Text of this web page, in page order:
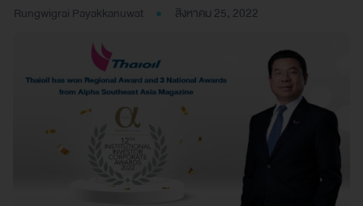
Rungwigrai Payakkanuwat สิงหาคม 25, 2022